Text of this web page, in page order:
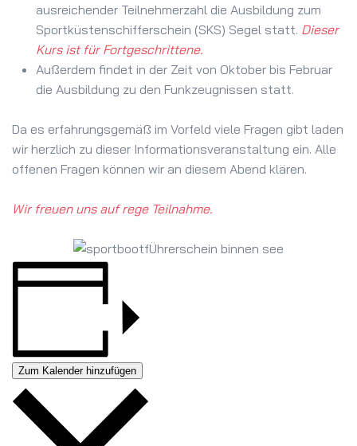
ausreichender Teilnehmerzahl die Ausbildung zum
Sportküstenschifferschein (SKS) Segel statt. Dieser
Kurs ist für Fortgeschrittene.
Außerdem findet in der Zeit von Oktober bis Februar
die Ausbildung zu den Funkzeugnissen statt.
Da es erfahrungsgemäß im Vorfeld viele Fragen gibt laden
wir herzlich zu dieser Informationsveranstaltung ein. Alle
offenen Fragen können wir an diesem Abend klären.
Wir freuen uns auf rege Teilnahme.
Zum Kalender hinzufügen